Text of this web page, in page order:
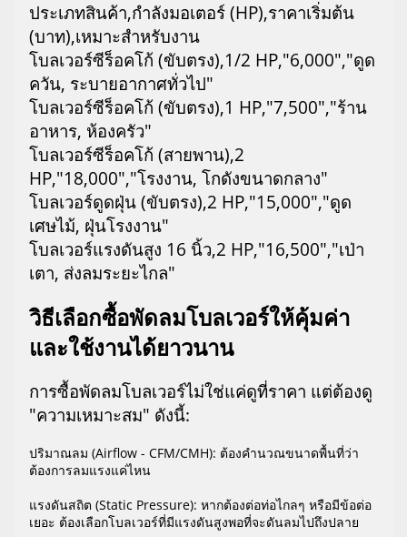
ประเภทสินค้า,กำลังมอเตอร์ (HP),ราคาเริ่มต้น
(บาท),เหมาะสำหรับงาน
โบลเวอร์ซีร็อคโก้ (ขับตรง),1/2 HP,"6,000","ดูด
ควัน, ระบายอากาศทั่วไป"
โบลเวอร์ซีร็อคโก้ (ขับตรง),1 HP,"7,500","ร้าน
อาหาร, ห้องครัว"
โบลเวอร์ซีร็อคโก้ (สายพาน),2
HP,"18,000","โรงงาน, โกดังขนาดกลาง"
โบลเวอร์ดูดฝุ่น (ขับตรง),2 HP,"15,000","ดูด
เศษไม้, ฝุ่นโรงงาน"
โบลเวอร์แรงดันสูง 16 นิ้ว,2 HP,"16,500","เป่า
เตา, ส่งลมระยะไกล"
วิธีเลือกซื้อพัดลมโบลเวอร์ให้คุ้มค่า
และใช้งานได้ยาวนาน
การซื้อพัดลมโบลเวอร์ไม่ใช่แค่ดูที่ราคา แต่ต้องดู
"ความเหมาะสม" ดังนี้:
ปริมาณลม (Airflow - CFM/CMH): ต้องคำนวณขนาดพื้นที่ว่า
ต้องการลมแรงแค่ไหน
แรงดันสถิต (Static Pressure): หากต้องต่อท่อไกลๆ หรือมีข้อต่อ
เยอะ ต้องเลือกโบลเวอร์ที่มีแรงดันสูงพอที่จะดันลมไปถึงปลาย